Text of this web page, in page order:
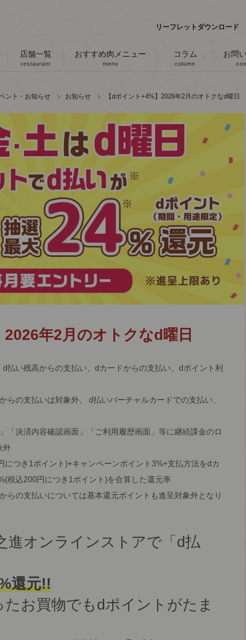
リーフレットダウンロード
店舗一覧
restaurant
おすすめ肉メニュー
menu
コラム
column
お問
ント・お知らせ お知らせ 【dポイント+4%】2026年2月のオトクなd曜日
2026年2月のオトクなd曜日
払い残高からの支払い、dカードからの支払い、dポイント利
らの支払いは対象外、 d払いバーチャルカードでの支払い、
「決済内容確認画面」「ご利用履歴画面」等に継続課金のロ
外
につき1ポイント)+キャンペーンポイント3%+支払方法をdカ
税込200円につき1ポイント)を合算した還元率
らの支払いについては基本還元ポイントも進呈対象外となり
進オンラインストアで「d払
還元!!
お買物でもdポイントがたま